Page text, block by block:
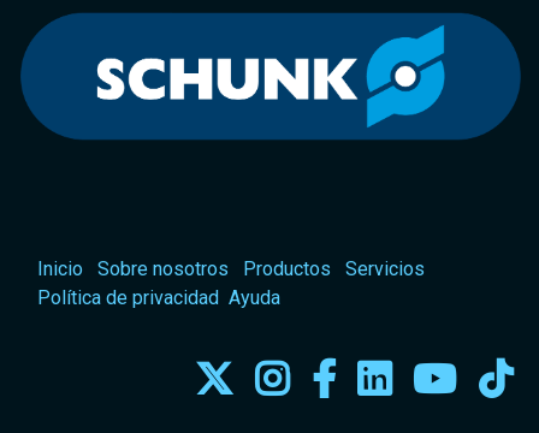
Inicio Sobre nosotros Productos
Servicios
Política de privacidad Ayuda